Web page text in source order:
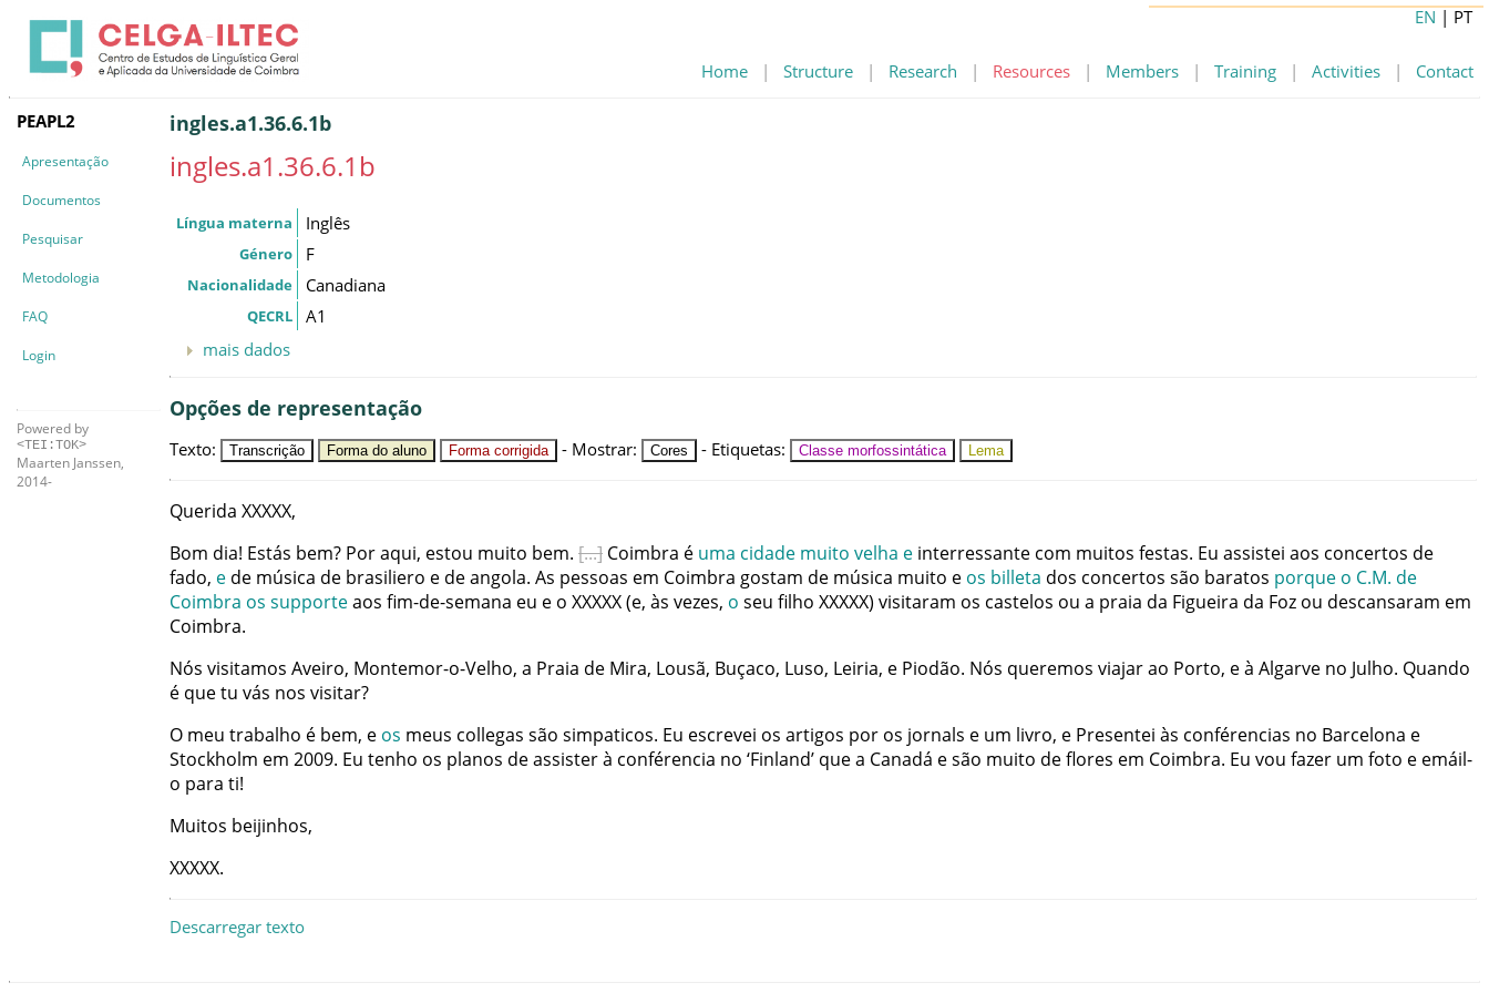
Home | Structure | Research | Resources | Members | Training | Activities | Contact
EN | PT
PEAPL2
Apresentação
Documentos
Pesquisar
Metodologia
FAQ
Login
Powered by
<TEI:TOK>
Maarten Janssen,
2014-
ingles.a1.36.6.1b
ingles.a1.36.6.1b
Língua materna Inglês
Género F
Nacionalidade Canadiana
QECRL
A1
mais dados
Opções de representação
Texto: Transcrição Forma do aluno Forma corrigida - Mostrar: Cores - Etiquetas: Classe morfossintática Lema
Querida XXXXX,
Bom dia! Estás bem? Poraqui, estou muito bem. Coimbra é uma cidade muito velha e interressante com muitos festas. Eu assistei aos concertos de
fado, e de música de brasiliero e deangola. As pessoas em Coimbra gostam de música muito e os billeta dos concertos são baratos porque o C.M. de
Coimbra os supporteaos fim-de-semana eu e o XXXXX(e, às vezes, o seu filho XXXXX) visitaram os castelos ou a praia da Figueira da Foz ou descansaram em
Coimbra.
Nós visitamos Aveiro, Montemor-o-Velho, a Praia de Mira, Lousã, Buçaco, Luso, Leiria, e Piodão. Nós queremos viajarao Porto, eà Algarve no Julho. Quando
é quetu vás nos visitar?
O meu trabalho é bem, e os meus collegas são simpaticos. Eu escrevei os artigos por os jornals e um livro, e Presentei às conférencias no Barcelona e
Stockholm em 2009. Eu tenho os planos deassisterà conférencia no ‘Finland’ quea Canadá esão muito deflores em Coimbra. Eu vou fazer um foto e emáil-
o para ti!
Muitos beijinhos,
XXXXX.
Descarregar texto